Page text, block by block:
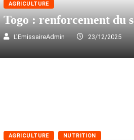
AGRICULTURE
Togo : renforcement du
L'EmissaireAdmin 23/12/2025
AGRICULTURE NUTRITION